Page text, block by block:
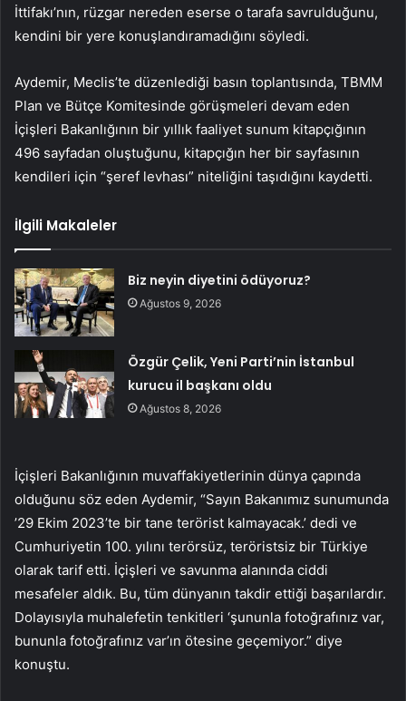
İttifakı’nın, rüzgar nereden eserse o tarafa savrulduğunu,
kendini bir yere konuşlandıramadığını söyledi.
Aydemir, Meclis’te düzenlediği basın toplantısında, TBMM
Plan ve Bütçe Komitesinde görüşmeleri devam eden
İçişleri Bakanlığının bir yıllık faaliyet sunum kitapçığının
496 sayfadan oluştuğunu, kitapçığın her bir sayfasının
kendileri için “şeref levhası” niteliğini taşıdığını kaydetti.
İlgili Makaleler
Biz neyin diyetini ödüyoruz?
Ağustos 9, 2026
Özgür Çelik, Yeni Parti’nin İstanbul
kurucu il başkanı oldu
Ağustos 8, 2026
İçişleri Bakanlığının muvaffakiyetlerinin dünya çapında
olduğunu söz eden Aydemir, “Sayın Bakanımız sunumunda
’29 Ekim 2023’te bir tane terörist kalmayacak.’ dedi ve
Cumhuriyetin 100. yılını terörsüz, teröristsiz bir Türkiye
olarak tarif etti. İçişleri ve savunma alanında ciddi
mesafeler aldık. Bu, tüm dünyanın takdir ettiği başarılardır.
Dolayısıyla muhalefetin tenkitleri ‘şununla fotoğrafınız var,
bununla fotoğrafınız var’ın ötesine geçemiyor.” diye
konuştu.